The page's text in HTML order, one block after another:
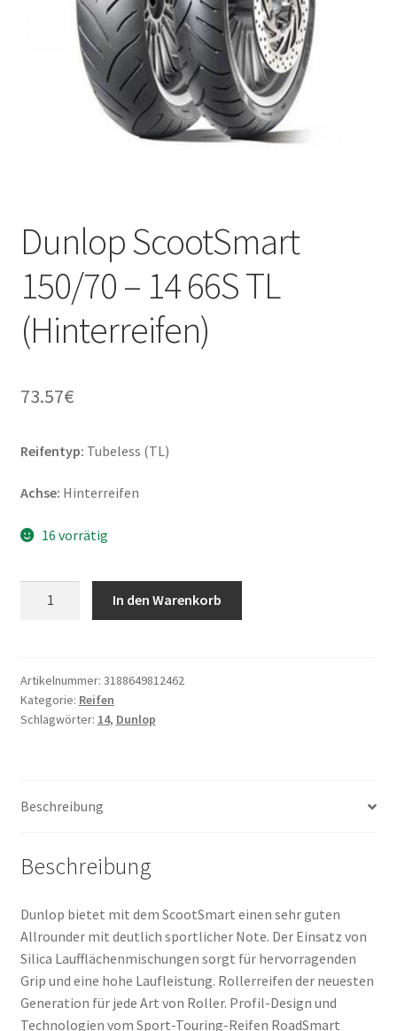
Dunlop ScootSmart
150/70 – 14 66S TL
(Hinterreifen)
73.57€
Reifentyp: Tubeless (TL)
Achse: Hinterreifen
16 vorrätig
14
66S
TL
In den Warenkorb
Artikelnummer: 3188649812462
Kategorie: Reifen
Schlagwörter: 14, Dunlop
Beschreibung
Beschreibung
Dunlop bietet mit dem ScootSmart einen sehr guten
Allrounder mit deutlich sportlicher Note. Der Einsatz von
Silica Laufflächenmischungen sorgt für hervorragenden
Grip und eine hohe Laufleistung. Rollerreifen der neuesten
Generation für jede Art von Roller. Profil-Design und
Technologien vom Sport-Touring-Reifen RoadSmart